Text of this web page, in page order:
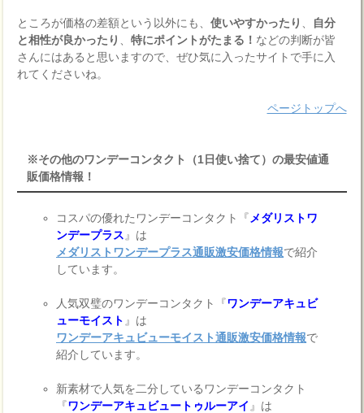
ところが価格の差額という以外にも、使いやすかったり
自分
と相性が良かったり
、特にポイントがたまる！ などの判断が皆
さんにはあると思いますので、ぜひ気に入ったサイトで手に入
れてくださいね。
ページトップへ
※その他のワンデーコンタクト（1日使い捨て）の最安値通
販価格情報！
コスパの優れたワンデーコンタクト『 メダリストワ
ンデープラス 』は
メダリストワンデープラス通販激安価格情報で紹介
しています。
人気双璧のワンデーコンタクト『ワンデーアキュビ
ューモイスト 』は
ワンデーアキュビューモイスト通販激安価格情報で
紹介しています。
新素材で人気を二分しているワンデーコンタクト
『ワンデーアキュビュートゥルーアイ 』は